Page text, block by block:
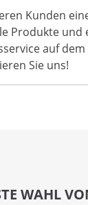
Kunden
Produkte und
auf dem
Sie uns!
WAHL